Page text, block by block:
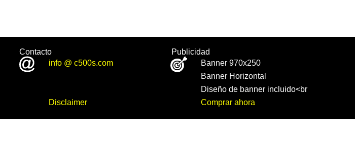
Contacto
info @ c500s.com
Disclaimer
Publicidad
Banner 970x250
Banner Horizontal
Diseño de banner incluido<br
Comprar ahora